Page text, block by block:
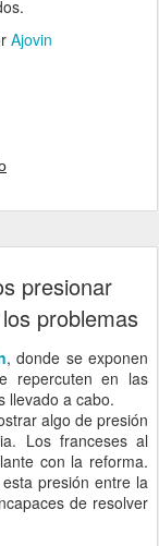
Ajovin
presionar
problemas
, donde se exponen
repercuten en las
llevado a cabo.
algo de presión
Los franceses al
con la reforma.
presión entre la
de resolver